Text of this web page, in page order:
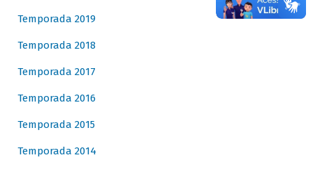
Temporada 2019
Temporada 2018
Temporada 2017
Temporada 2016
Temporada 2015
Temporada 2014